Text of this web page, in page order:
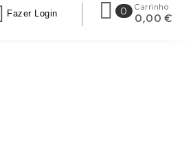
Fazer Login 0 Carrinho
0,00 €